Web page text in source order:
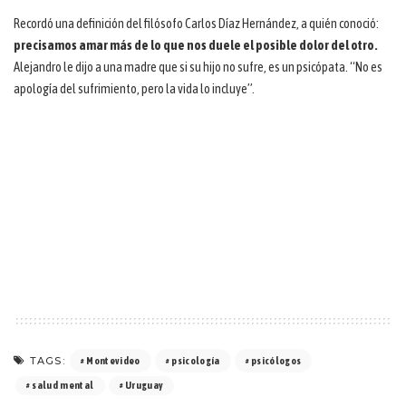
Recordó una definición del filósofo Carlos Díaz Hernández, a quién conoció:
precisamos amar más de lo que nos duele el posible dolor del otro.
Alejandro le dijo a una madre que si su hijo no sufre, es un psicópata. “No es
apología del sufrimiento, pero la vida lo incluye”.
TAGS: Montevideo psicología psicólogos
salud mental Uruguay